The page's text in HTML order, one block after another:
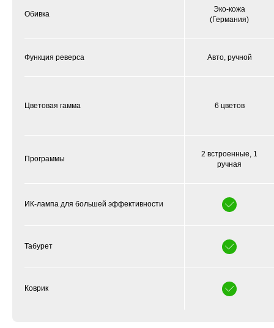
Обивка
Эко-кожа
(Германия)
Функция реверса Авто, ручной
Цветовая гамма 6 цветов
Программы
2 встроенные, 1
ручная
ИК-лампа для большей эффективности
Табурет
Коврик